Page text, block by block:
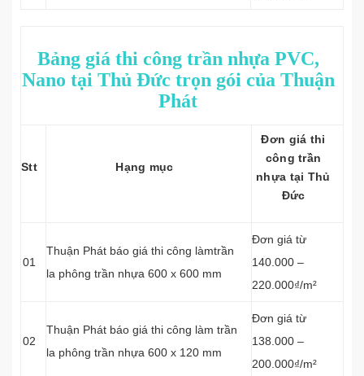
Bảng giá thi công trần nhựa PVC,
Nano tại Thủ Đức trọn gói của Thuận
Phát
Stt Hạng mục
Đơn giá thi
công trần
nhựa tại Thủ
Đức
01
Thuận Phát báo giá thi công làmtrần
la phông trần nhựa 600 x 600 mm
Đơn giá từ
140.000 –
220.000₫/m²
02
Thuận Phát báo giá thi công làm trần
la phông trần nhựa 600 x 120 mm
Đơn giá từ
138.000 –
200.000₫/m²